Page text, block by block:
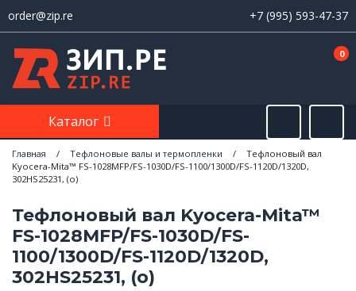
order@zip.re +7 (995) 593-47-37
0
Каталог
Главная / Тефлоновые валы и термопленки /
Тефлоновый вал
Kyocera-Mita™ FS-1028MFP/FS-1030D/FS-1100/1300D/FS-1120D/1320D,
302HS25231, (o)
Тефлоновый вал Kyocera-Mita™
FS-1028MFP/FS-1030D/FS-
1100/1300D/FS-1120D/1320D,
302HS25231, (o)